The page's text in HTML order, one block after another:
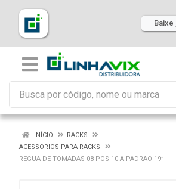
Baixe
INÍCIO
RACKS
ACESSORIOS PARA RACKS
REGUA DE TOMADAS 08 POS 10 A PADRAO 19”